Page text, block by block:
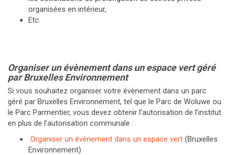
organisées en intérieur,
Etc.
Organiser un évènement dans un espace vert géré
par Bruxelles Environnement
Si vous souhaitez organiser votre évènement dans un parc
géré par Bruxelles Environnement, tel que le Parc de Woluwe ou
le Parc Parmentier, vous devez obtenir l’autorisation de l’institut
en plus de l’autorisation communale :
Organiser un évènement dans un espace vert (Bruxelles
Environnement)